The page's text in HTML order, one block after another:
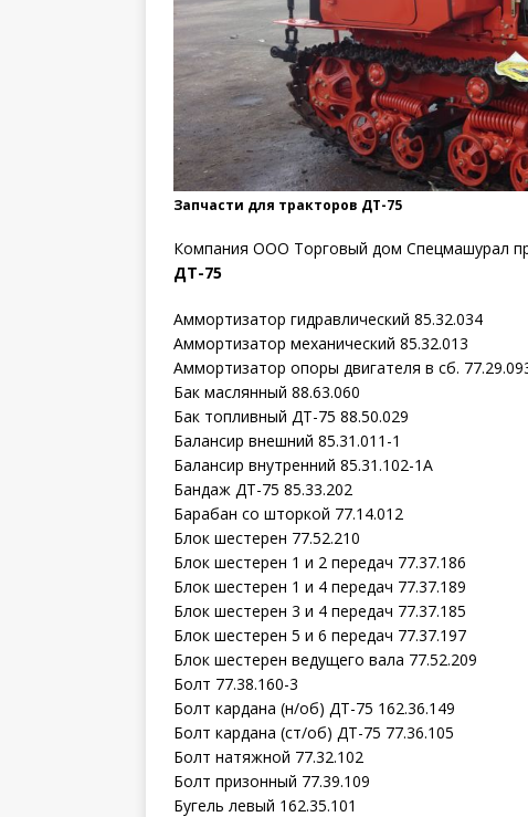
Запчасти для тракторов ДТ-75
Компания ООО Торговый дом Спецмашурал
ДТ-75
Аммортизатор гидравлический 85.32.034
Аммортизатор механический 85.32.013
Аммортизатор опоры двигателя в сб.
Бак маслянный 88.63.060
Бак топливный ДТ-75 88.50.029
Балансир внешний 85.31.011-1
Балансир внутренний 85.31.102-1А
Бандаж ДТ-75 85.33.202
Барабан со шторкой 77.14.012
Блок шестерен 77.52.210
Блок шестерен 1 и 2 передач 77.37.186
Блок шестерен 1 и 4 передач 77.37.189
Блок шестерен 3 и 4 передач 77.37.185
Блок шестерен 5 и 6 передач 77.37.197
Блок шестерен ведущего вала 77.52.209
Болт 77.38.160-3
Болт кардана (н/об) ДТ-75 162.36.149
Болт кардана (ст/об) ДТ-75 77.36.105
Болт натяжной 77.32.102
Болт призонный 77.39.109
Бугель левый 162.35.101